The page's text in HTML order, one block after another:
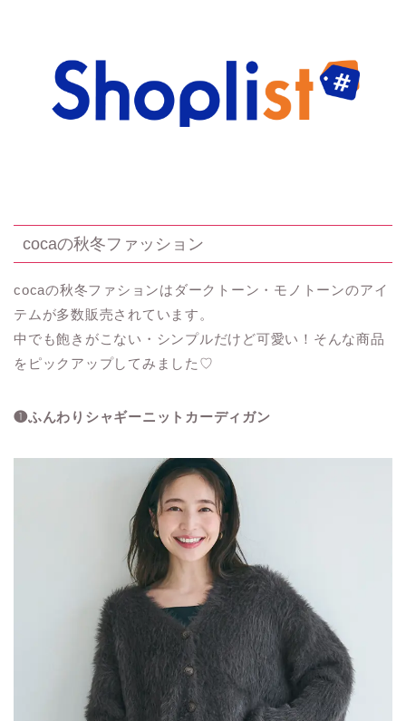
cocaの秋冬ファッション
cocaの秋冬ファションは ダークトーン・モノトーンのアイ
テムが多数販売されています。
中でも飽きがこない・シンプルだけど可愛い！そんな商品
をピックアップしてみました♡
❶ふんわりシャギーニットカーディガン